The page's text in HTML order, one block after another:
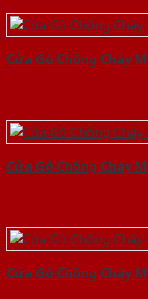
Cửa Gỗ Chống Cháy
Cửa Gỗ Chống Cháy
Cửa Gỗ Chống Cháy